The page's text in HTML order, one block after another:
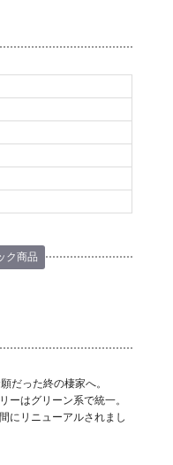
ク商品
だった終の棲家へ。
ーはグリーン系で統一。
にリニューアルされまし